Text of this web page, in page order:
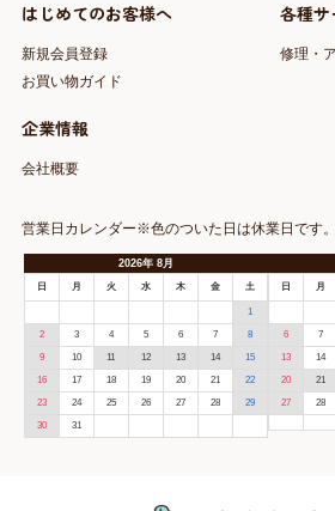
はじめてのお客様へ
新規会員登録
お買い物ガイド
各種サ
修理・
企業情報
会社概要
営業日カレンダー※色のついた日は休業日です。
2026年 8月
日 月 火 水 木 金 土
1
2 3 4 5 6 7 8
9 10 11 12 13 14 15
16 17 18 19 20 21 22
23 24 25 26 27 28 29
30 31
日 月
6 7
13 14
20 21
27 28